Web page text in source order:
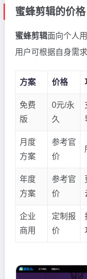
蜜蜂剪辑的价
蜜蜂剪辑面向个人
用户可根据自身需
方案 价格
免费
版
0元/永
久
月度
方案
参考官
价
年度
方案
参考官
价
企业
商用
定制报
价